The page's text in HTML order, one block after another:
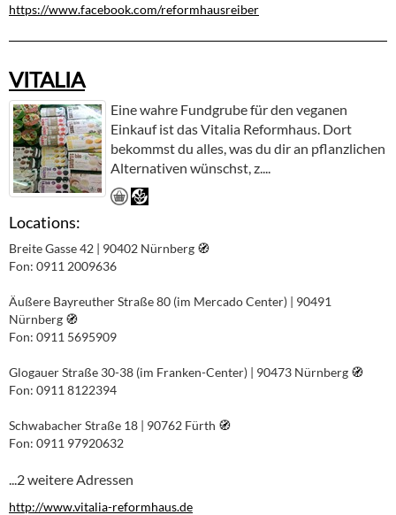
https://www.facebook.com/reformhausreiber
VITALIA
Eine wahre Fundgrube für den veganen
Einkauf ist das Vitalia Reformhaus. Dort
bekommst du alles, was du dir an pflanzlichen
Alternativen wünschst, z....
Locations:
Breite Gasse 42 | 90402 Nürnberg 🧭︎
Fon: 0911 2009636
Äußere Bayreuther Straße 80 (im Mercado Center) | 90491
Nürnberg 🧭︎
Fon: 0911 5695909
Glogauer Straße 30-38 (im Franken-Center) | 90473 Nürnberg 🧭︎
Fon: 0911 8122394
Schwabacher Straße 18 | 90762 Fürth 🧭︎
Fon: 0911 97920632
...2 weitere Adressen
http://www.vitalia-reformhaus.de